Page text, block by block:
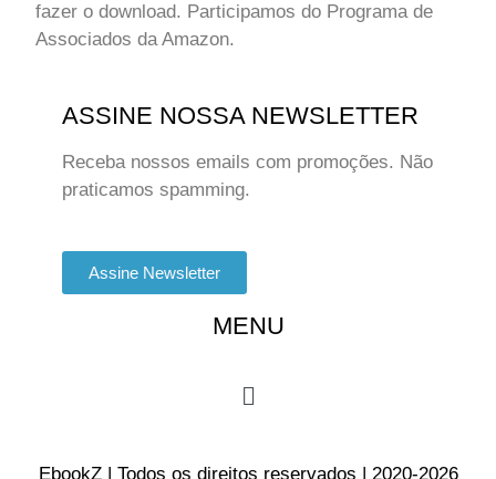
fazer o download. Participamos do Programa de
Associados da Amazon.
ASSINE NOSSA NEWSLETTER
Receba nossos emails com promoções. Não
praticamos spamming.
Assine Newsletter
MENU
EbookZ | Todos os direitos reservados | 2020-2026